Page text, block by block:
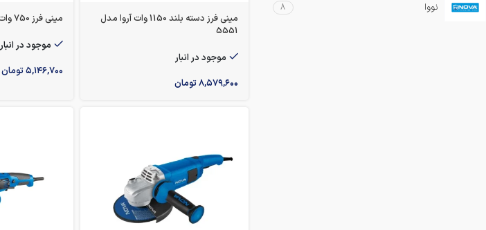
نووا 8
مینی فرز دسته بلند 1150 وات آروا مدل
5551
موجود در انبار
۸,۵۷۹,۶۰۰تومان
مینی فرز 750 وات آروا مدل 5552
موجود در انبار
۵,۱۴۶,۷۰۰تومان